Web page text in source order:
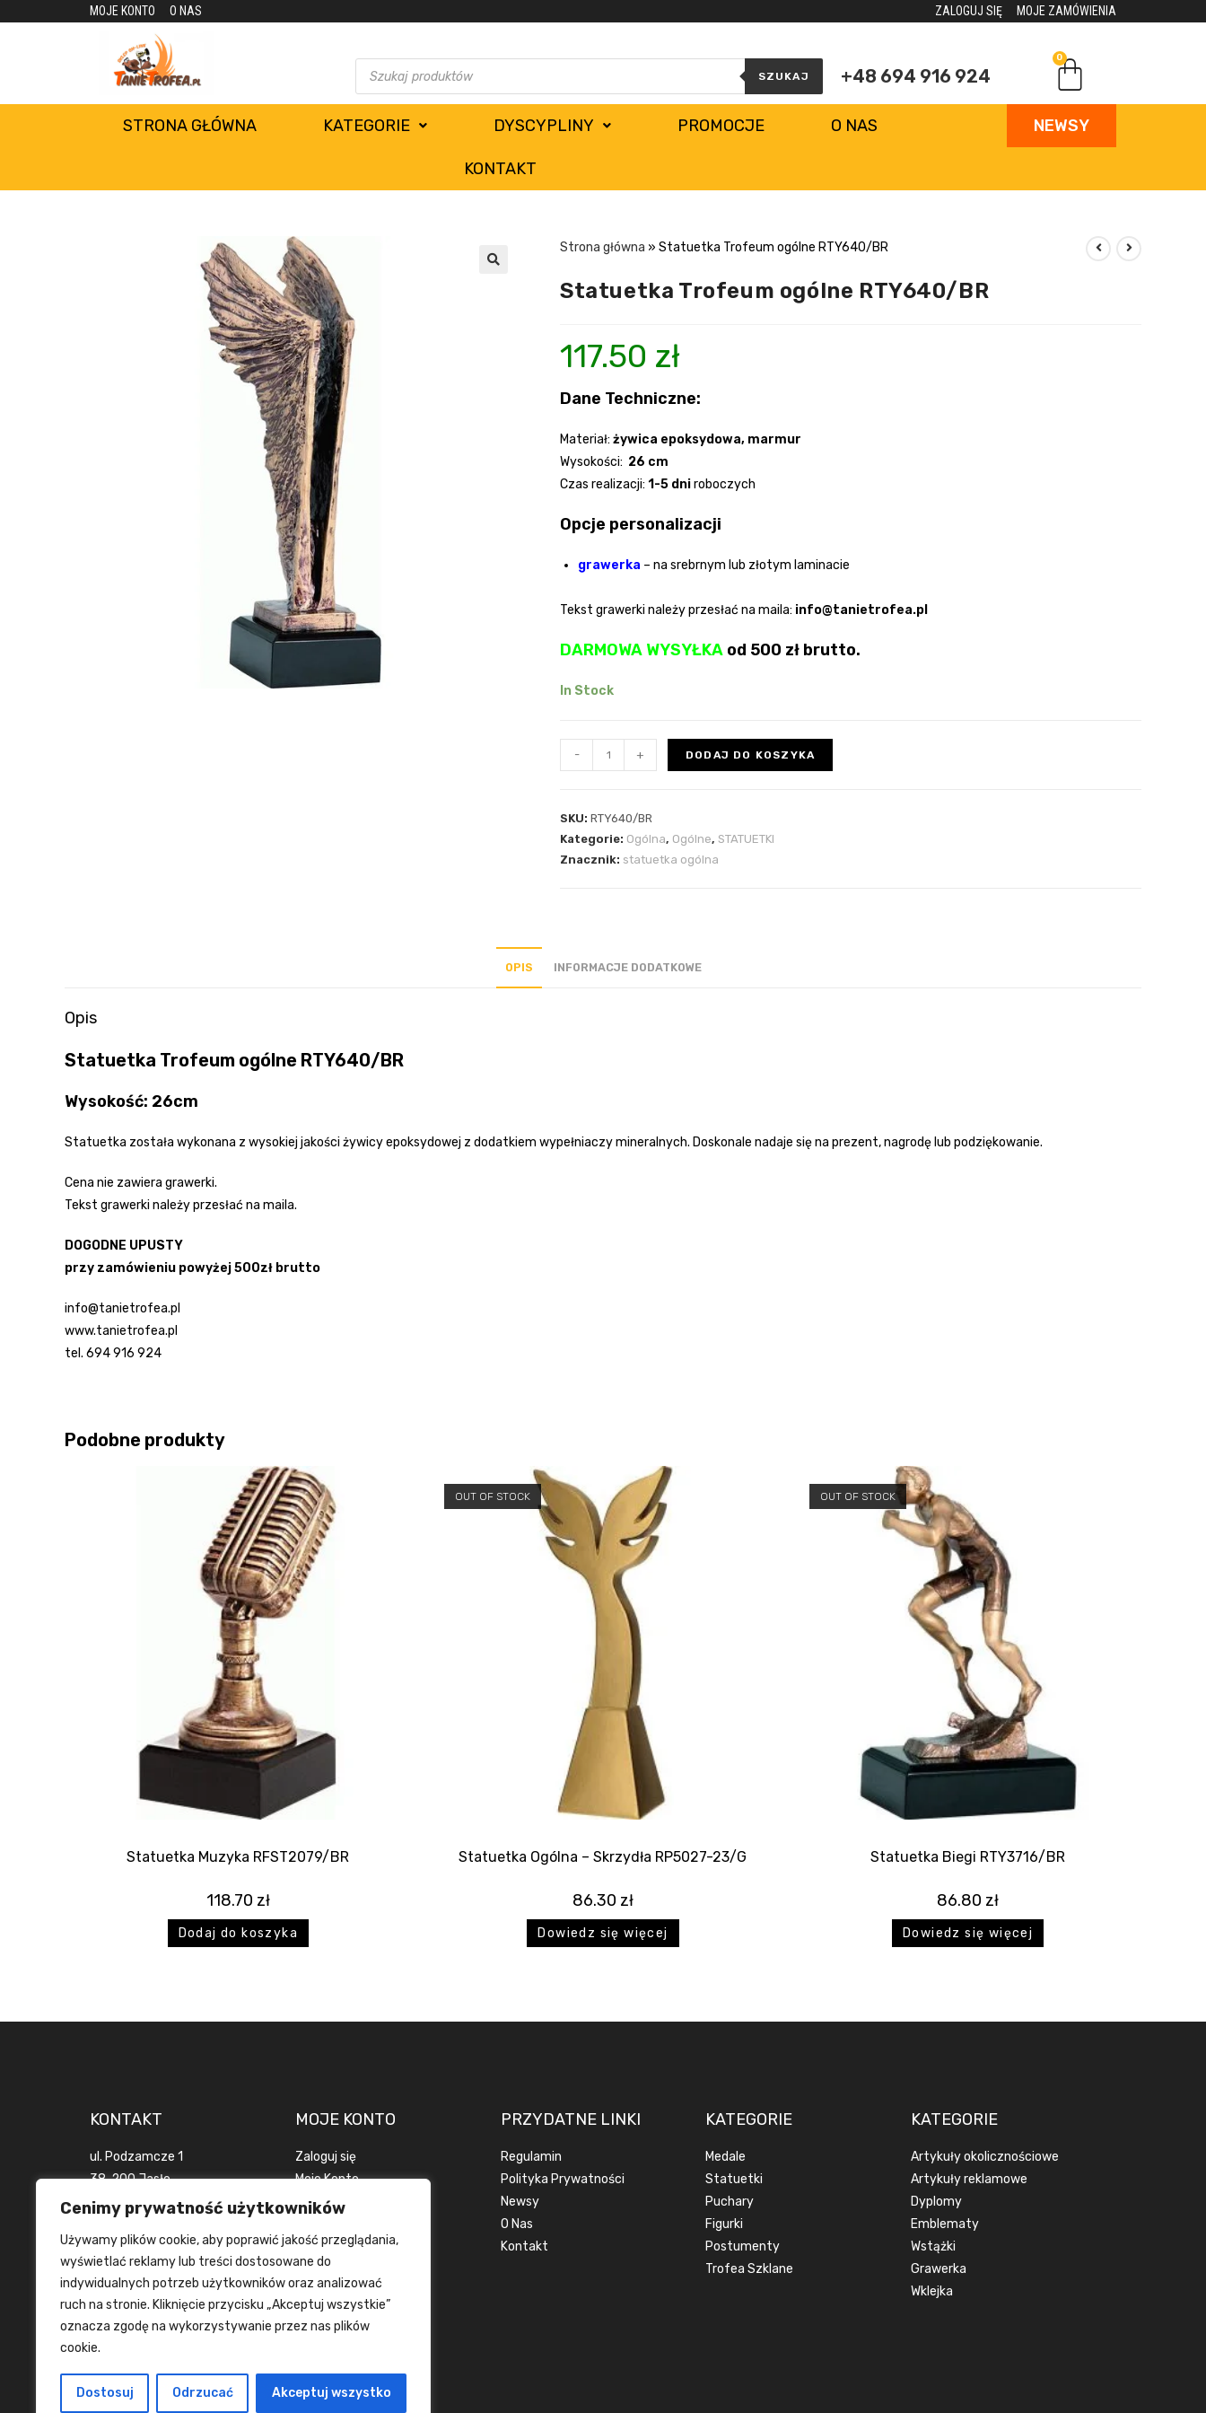
Cenimy prywatność użytkowników
Używamy plików cookie, aby poprawić jakość przeglądania,
wyświetlać reklamy lub treści dostosowane do
indywidualnych potrzeb użytkowników oraz analizować
ruch na stronie. Kliknięcie przycisku „Akceptuj wszystkie”
oznacza zgodę na wykorzystywanie przez nas plików
cookie.
Dostosuj Odrzucać Akceptuj wszystko
MOJE KONTO O NAS ZALOGUJ SIĘ MOJE ZAMÓWIENIA
SZUKAJ +48 694 916 924
0
STRONA GŁÓWNA KATEGORIE DYSCYPLINY PROMOCJE O NAS
KONTAKT
NEWSY
Strona główna » Statuetka Trofeum ogólne RTY640/BR
Statuetka Trofeum ogólne RTY640/BR
117.50 zł
Dane Techniczne:
Materiał: żywica epoksydowa, marmur
Wysokości: 26 cm
Czas realizacji: 1-5 dniroboczych
Opcje personalizacji
grawerka – na srebrnym lub złotym laminacie
Tekst grawerki należy przesłać na maila: info@tanietrofea.pl
DARMOWA WYSYŁKA od 500 zł brutto.
In Stock
- + DODAJ DO KOSZYKA
SKU: RTY640/BR
Kategorie: Ogólna, Ogólne, STATUETKI
Znacznik: statuetka ogólna
OPIS INFORMACJE DODATKOWE
Opis
Statuetka Trofeum ogólne RTY640/BR
Wysokość: 26cm
Statuetka została wykonana z wysokiej jakości żywicy epoksydowej z dodatkiem wypełniaczy mineralnych. Doskonale nadaje się na prezent, nagrodę lub podziękowanie.
Cena nie zawiera grawerki.
Tekst grawerki należy przesłać na maila.
DOGODNE UPUSTY
przy zamówieniu powyżej 500zł brutto
info@tanietrofea.pl
www.tanietrofea.pl
tel. 694 916 924
Podobne produkty
Statuetka Muzyka RFST2079/BR
118.70 zł
Dodaj do koszyka
OUT OF STOCK
Statuetka Ogólna – Skrzydła RP5027-23/G
86.30 zł
Dowiedz się więcej
OUT OF STOCK
Statuetka Biegi RTY3716/BR
86.80 zł
Dowiedz się więcej
KONTAKT
ul. Podzamcze 1
38-200 Jasło
woj. podkarpackie
+48 694 916 924
info@tanietrofea.pl
MOJE KONTO
Zaloguj się
Moje Konto
Zamówienia
PRZYDATNE LINKI
Regulamin
Polityka Prywatności
Newsy
O Nas
Kontakt
KATEGORIE
Medale
Statuetki
Puchary
Figurki
Postumenty
Trofea Szklane
KATEGORIE
Artykuły okolicznościowe
Artykuły reklamowe
Dyplomy
Emblematy
Wstążki
Grawerka
Wklejka